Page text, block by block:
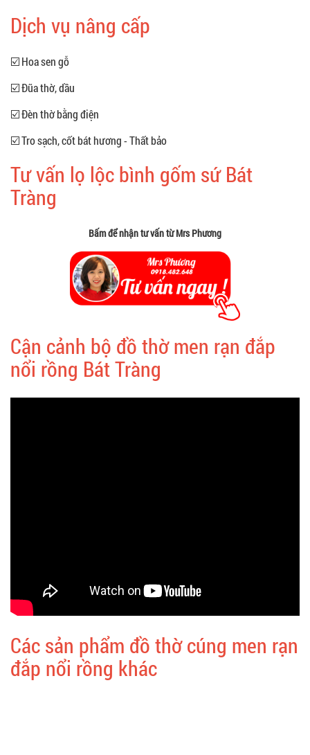
Dịch vụ nâng cấp
☑️ Hoa sen gỗ
☑️ Đũa thờ, dầu
☑️ Đèn thờ bằng điện
☑️ Tro sạch, cốt bát hương - Thất bảo
Tư vấn lọ lộc bình gốm sứ Bát
Tràng
Bấm để nhận tư vấn từ Mrs Phương
Cận cảnh bộ đồ thờ men rạn đắp
nổi rồng Bát Tràng
Các sản phẩm đồ thờ cúng men rạn
đắp nổi rồng khác